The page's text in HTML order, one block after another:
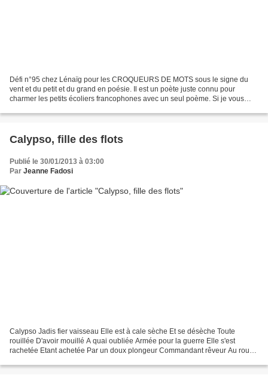
Défi n°95 chez Lénaïg pour les CROQUEURS DE MOTS sous le signe du
vent et du petit et du grand en poésie. Il est un poète juste connu pour
charmer les petits écoliers francophones avec un seul poème. Si je vous
Calypso, fille des flots
Publié le 30/01/2013 à 03:00
Par Jeanne Fadosi
Calypso Jadis fier vaisseau Elle est à cale sèche Et se désèche Toute
rouillée D'avoir mouillé A quai oubliée Armée pour la guerre Elle s'est
rachetée Etant achetée Par un doux plongeur Commandant rêveur Au rouge